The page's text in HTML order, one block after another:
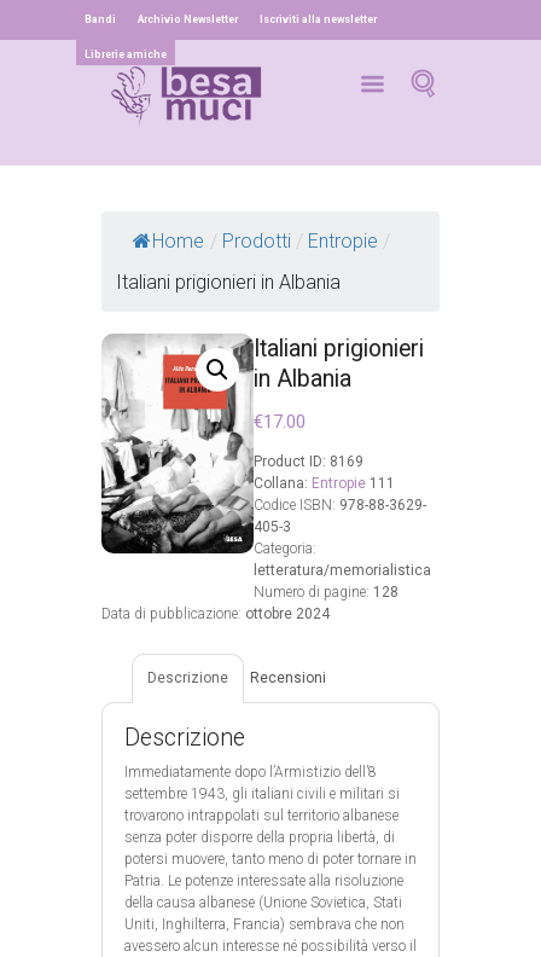
Bandi Archivio Newsletter Iscriviti alla newsletter
Librerie amiche
Home / Prodotti / Entropie /
Italiani prigionieri in Albania
Italiani prigionieri
in Albania
€17.00
Product ID: 8169
Collana: Entropie 111
Codice ISBN: 978-88-3629-
405-3
Categoria:
letteratura/memorialistica
Numero di pagine: 128
Data di pubblicazione: ottobre 2024
Descrizione Recensioni
Descrizione
Immediatamente dopo l’Armistizio dell’8
settembre 1943, gli italiani civili e militari si
trovarono intrappolati sul territorio albanese
senza poter disporre della propria libertà, di
potersi muovere, tanto meno di poter tornare in
Patria. Le potenze interessate alla risoluzione
della causa albanese (Unione Sovietica, Stati
Uniti, Inghilterra, Francia) sembrava che non
avessero alcun interesse né possibilità verso il